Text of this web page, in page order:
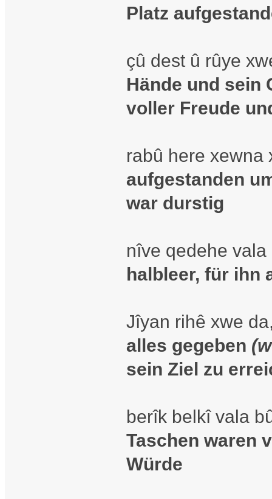
Platz
çû dest û rûye
Hände und sein
voller Freude
rabû here
aufgestanden
war durstig
nîve qedehe
halbleer, für ihn
Jîyan rihê xwe
alles gegeben
sein Ziel zu
berîk belkî vala
Taschen waren
Würde